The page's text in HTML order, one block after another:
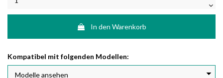
In den Warenkorb
Kompatibel mit folgenden Modellen: